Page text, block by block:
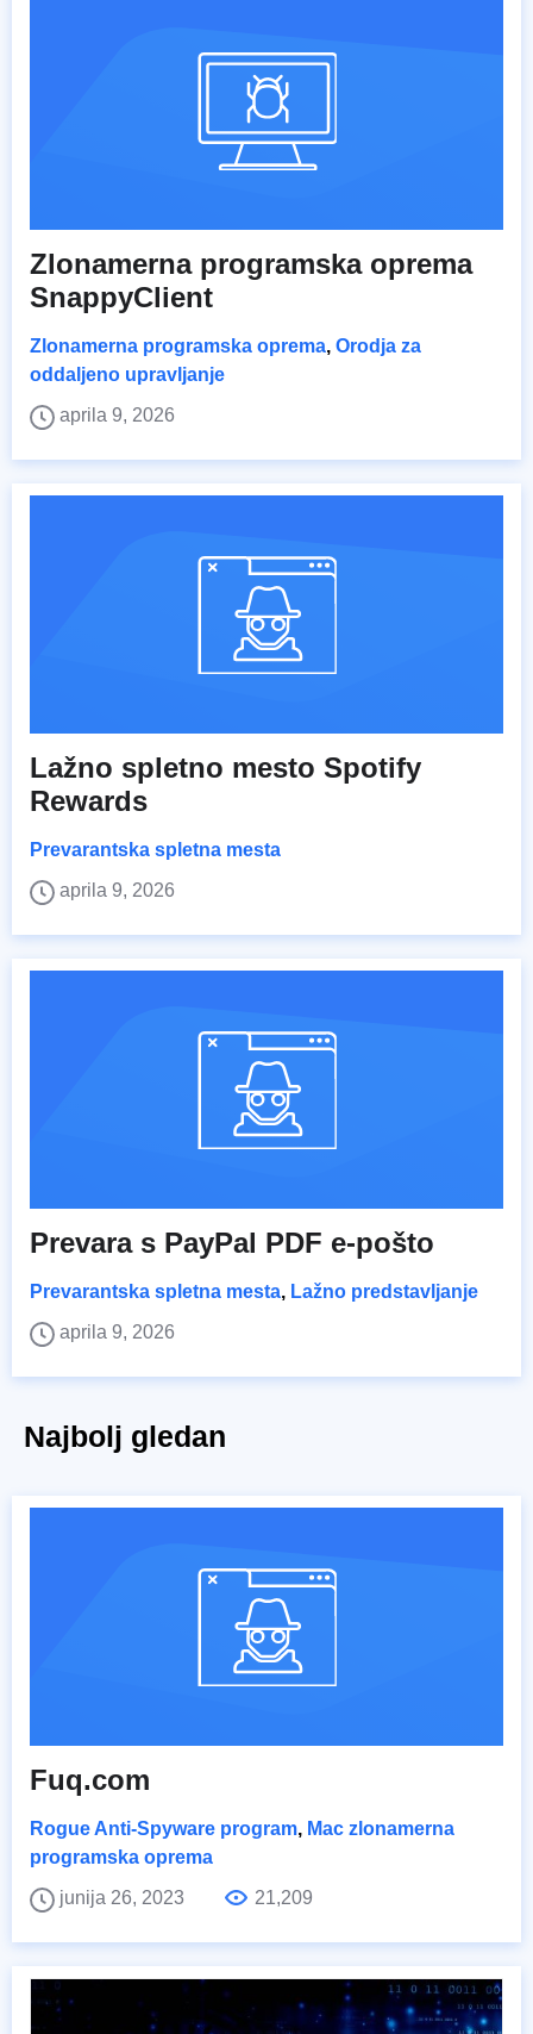
Zlonamerna programska oprema
SnappyClient
Zlonamerna programska oprema, Orodja za
oddaljeno upravljanje
aprila 9, 2026
Lažno spletno mesto Spotify
Rewards
Prevarantska spletna mesta
aprila 9, 2026
Prevara s PayPal PDF e-pošto
Prevarantska spletna mesta, Lažno predstavljanje
aprila 9, 2026
Najbolj gledan
Fuq.com
Rogue Anti-Spyware program, Mac zlonamerna
programska oprema
junija 26, 2023
21,209